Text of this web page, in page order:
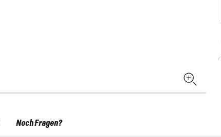
Noch Fragen?